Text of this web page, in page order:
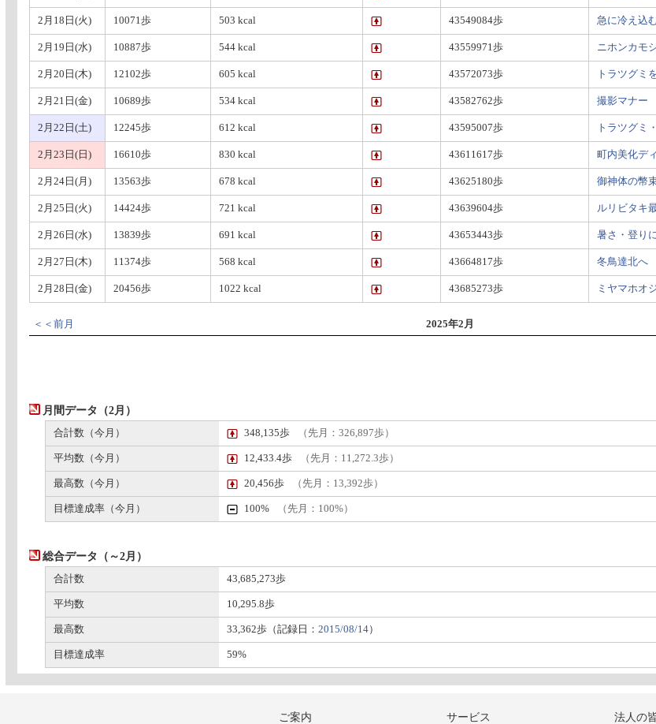
2月18日(火) 10071歩 503 kcal 43549084歩 急に冷え込
2月19日(水) 10887歩 544 kcal 43559971歩 ニホンカモ
2月20日(木) 12102歩 605 kcal 43572073歩 トラツグミ
2月21日(金) 10689歩 534 kcal 43582762歩 撮影マナー
2月22日(土) 12245歩 612 kcal 43595007歩 トラツグミ
2月23日(日) 16610歩 830 kcal 43611617歩 町内美化デ
2月24日(月) 13563歩 678 kcal 43625180歩 御神体の幣
2月25日(火) 14424歩 721 kcal 43639604歩 ルリビタキ
2月26日(水) 13839歩 691 kcal 43653443歩 暑さ・登り
2月27日(木) 11374歩 568 kcal 43664817歩 冬鳥達北へ
2月28日(金) 20456歩 1022 kcal 43685273歩 ミヤマホオ
＜＜前月 2025年2月
月間データ（2月）
合計数（今月） 348,135歩 （先月：326,897歩）
平均数（今月） 12,433.4歩 （先月：11,272.3歩）
最高数（今月） 20,456歩 （先月：13,392歩）
目標達成率（今月） 100% （先月：100%）
総合データ（～2月）
合計数 43,685,273歩
平均数 10,295.8歩
最高数 33,362歩（記録日： 2015/08/14）
目標達成率 59%
ご案内 サービス 法人の